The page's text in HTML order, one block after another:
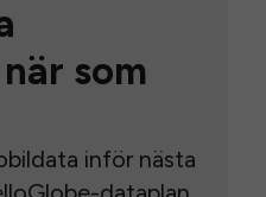
som
inför nästa